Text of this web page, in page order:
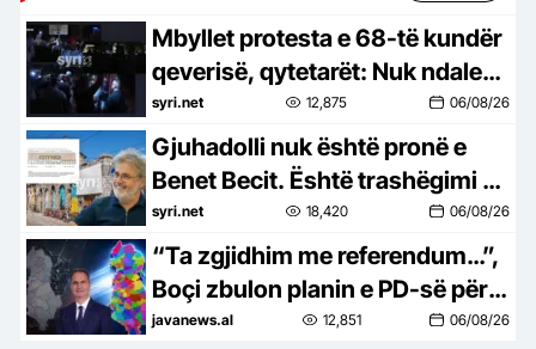
Mbyllet protesta e 68-të kundër
qeverisë, qytetarët: Nuk ndalemi
deri në largimin e Ramës
syri.net 12,875 06/08/26
Gjuhadolli nuk është pronë e
Benet Becit. Është trashëgimi e
Shkodrës
syri.net 18,420 06/08/26
“Ta zgjidhim me referendum…”,
Boçi zbulon planin e PD-së për
të penguar uljen e numrit të
javanews.al 12,851 06/08/26